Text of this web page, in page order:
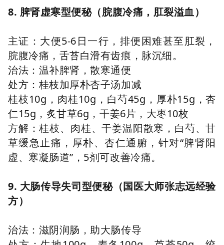
8. 脾肾虚寒型便秘（脘腹冷痛，肛裂溢血）
主证：大便5-6日一行，排便困难甚至肛裂，
脘腹冷痛，舌苔白滑有齿痕，脉沉细。
治法：温补脾肾，散寒通便
处方：桂枝加厚朴杏子汤加减
桂枝10g，肉桂10g，白芍45g，厚朴15g，杏
仁15g，炙甘草6g，干姜6片，大枣10枚
方解：桂枝、肉桂、干姜温阳散寒，白芍、甘
草缓急止痛，厚朴、杏仁通腑，针对“脾肾阳
虚、寒凝肠道”，5剂可改善冷痛。
9. 大肠传导失司型便秘（国医大师张志远经验
方）
治法：滋阴润肠，助大肠传导